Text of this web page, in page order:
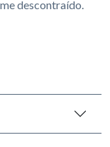
descontraído.